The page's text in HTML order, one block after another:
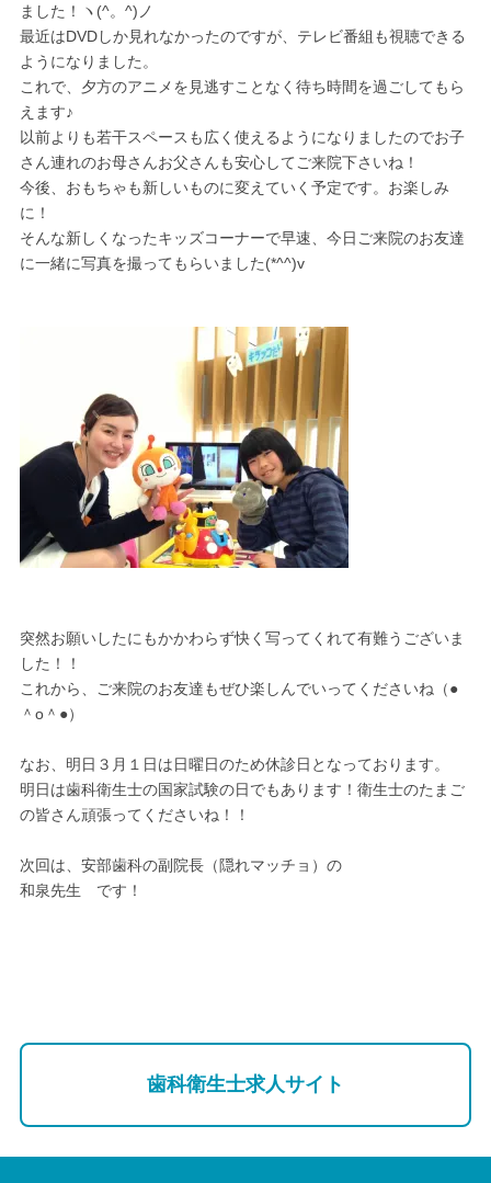
ました！ヽ(^。^)ノ
最近はDVDしか見れなかったのですが、テレビ番組も視聴できる
ようになりました。
これで、夕方のアニメを見逃すことなく待ち時間を過ごしてもら
えます♪
以前よりも若干スペースも広く使えるようになりましたのでお子
さん連れのお母さんお父さんも安心してご来院下さいね！
今後、おもちゃも新しいものに変えていく予定です。お楽しみ
に！
そんな新しくなったキッズコーナーで早速、今日ご来院のお友達
に一緒に写真を撮ってもらいました(*^^)v
突然お願いしたにもかかわらず快く写ってくれて有難うございま
した！！
これから、ご来院のお友達もぜひ楽しんでいってくださいね（●
＾o＾●）
なお、明日３月１日は日曜日のため休診日となっております。
明日は歯科衛生士の国家試験の日でもあります！衛生士のたまご
の皆さん頑張ってくださいね！！
次回は、安部歯科の副院長（隠れマッチョ）の
和泉先生 です！
歯科衛生士求人サイト